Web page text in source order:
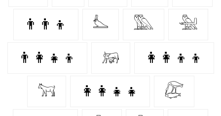
👨‍👨‍👦 𓅏 𓅔 𓅖
👨‍👩‍👧‍👦 𓃖 👩‍👩‍👦‍👦
𓃙 👩‍👩‍👧‍👧 𓅻